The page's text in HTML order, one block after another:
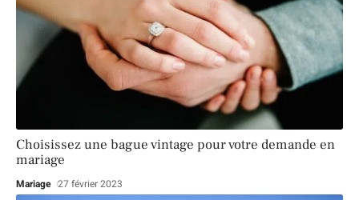
Choisissez une bague vintage pour votre demande en
mariage
Mariage 27 février 2023